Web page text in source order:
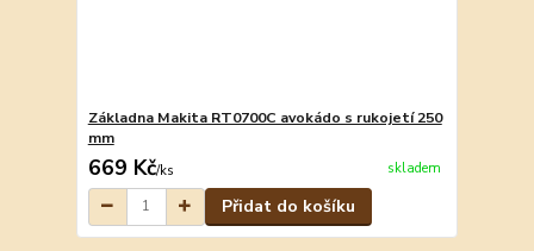
Základna Makita RT0700C avokádo s rukojetí 250
mm
669 Kč/ks skladem
Přidat do košíku